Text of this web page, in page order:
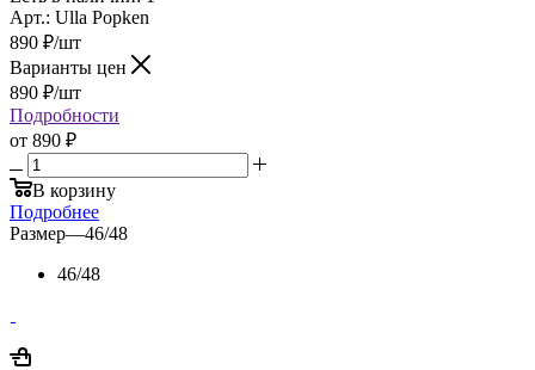
Арт.: Ulla Popken
890 ₽/шт
Варианты цен
890 ₽/шт
Подробности
от 890 ₽
В корзину
Подробнее
Размер—46/48
46/48